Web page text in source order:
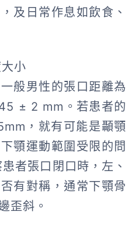
及日常作息如飲食、
小
般男性的張口距離為
± 2 mm。若患者的
，就有可能是顳顎
顎運動範圍受限的問
者張口閉口時，左、
有對稱，通常下顎骨
歪斜。